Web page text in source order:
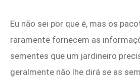
Eu não sei por que é, mas os
raramente fornecem as
sementes que um jardineiro
geralmente não lhe dirá se as